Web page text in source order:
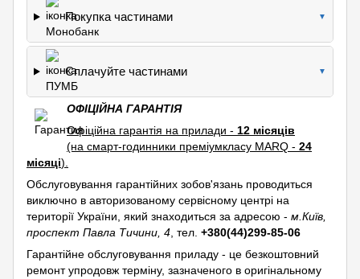
Покупка частинами ▼
Сплачуйте частинами ▼
ОФІЦІЙНА ГАРАНТІЯ
Офіційна гарантія на прилади - 12 місяців
(на смарт-годинники преміумкласу MARQ - 24
місяці).
Обслуговування гарантійних зобов'язань проводиться
виключно в авторизованому сервісному центрі на
території України, який знаходиться за адресою - м.Київ,
проспект Павла Тичини, 4 , тел. +380(44)299-85-06
Гарантійне обслуговування приладу - це безкоштовний
ремонт упродовж терміну, зазначеного в оригінальному